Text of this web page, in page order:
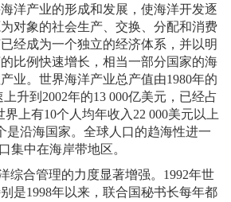
洋产业的形成和发展，使海洋开发逐
对象的社会生产、交换、分配和消费
经成为一个独立的经济体系，并以明
比例快速增长，相当一部分国家的海
业。世界海洋产业总产值由1980年的
升到 2002年的13 000亿美元，已经占
界上有10个人均年收入 22 000美元以上
是沿海国家。全球人口的趋海性进一
集中在海岸带地区。
综合管理的力度显著增强。 1992年世
是1998年以来，联合国秘书长每年都